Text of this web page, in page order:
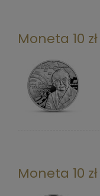
Moneta 10
Moneta 10